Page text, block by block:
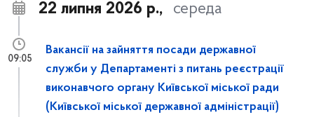
22 липня 2026 р., середа
Вакансії на зайняття посади державної
служби у Департаменті з питань реєстрації
виконавчого органу Київської міської ради
(Київської міської державної адміністрації)
09:05